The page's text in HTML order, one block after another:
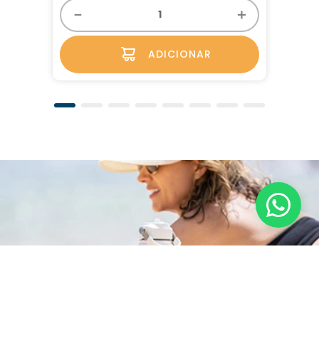
＋
－
ADICIONAR